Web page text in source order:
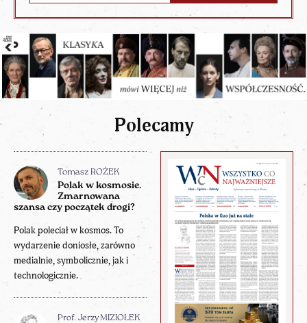
Polecamy
Tomasz ROŻEK
Polak w kosmosie.
Zmarnowana
szansa czy początek drogi?
Polak poleciał w kosmos. To
wydarzenie doniosłe, zarówno
medialnie, symbolicznie, jak i
technologicznie.
Prof. Jerzy MIZIOŁEK